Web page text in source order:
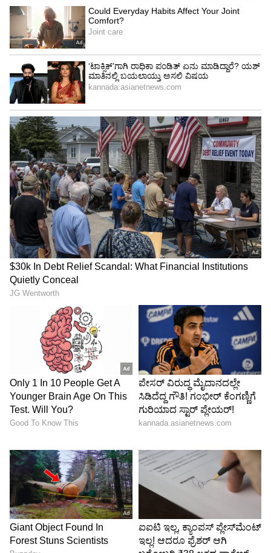
ಬೃಹತ್ ಸಾಗಣೆ ಸಾಮರ್ಥ್ಯ:
ಈ ವಿಮಾನವು ಏಕಕಾಲದಲ್ಲಿ 70 ಸಶಸ್ತ್ರ ಸೈನಿಕರನ್ನು ಅಥವಾ
48 ಪ್ಯಾರಾಟ್ರೂಪರ್‌ಗಳನ್ನು (ಪ್ಯಾರಾಚೂಟ್ ಧರಿಸಿ ಜಿಗಿಯುವ
ಸೈನಿಕರು) ಹೊತ್ತೊಯ್ಯಬಲ್ಲದು. ತುರ್ತು ಸಂದರ್ಭಗಳಲ್ಲಿ
ಅಥವಾ ಯುದ್ಧ ಭೂಮಿಯಲ್ಲಿ ಗಾಯಗೊಂಡ 24
ರೋಗಿಗಳನ್ನು ಸ್ಟ್ರೆಚರ್‌ನಲ್ಲಿ ಇರಿಸಿ ವೈದ್ಯಕೀಯ
ಸ್ಥಳಾಂತರಿಸುವಿಕೆಗಾಗಿ (Medical Evacuation) ಇದನ್ನು
ಬಳಸಬಹುದು.
ಶಕ್ತಿಶಾಲಿ ಇಂಜಿನ್:
ಇದು ಅತ್ಯಂತ ಬಲಿಷ್ಠವಾದ ಎರಡು ‘ಪ್ರಾಟ್ & ವಿಟ್ನಿ
PW127G’ ಟರ್ಬೊಪ್ರೊಪ್ ಇಂಜಿನ್‌ಗಳನ್ನು ಹೊಂದಿದೆ.
ಕಷ್ಟಕರ ಪ್ರದೇಶಗಳಲ್ಲಿ ಹಾರಾಟ:
ಈ ವಿಮಾನದ ಅತಿ ದೊಡ್ಡ ಪ್ಲಸ್ ಪಾಯಿಂಟ್ ಎಂದರೆ, ಇದು
ಚಿಕ್ಕದಾದ, ಕಿರಿದಾದ ಮತ್ತು ಅರೆ-ಸಿದ್ಧಪಡಿಸಿದ (Semi-
prepared airfields) ರನ್‌ವೇಗಳಿಂದಲೂ ಸುಲಭವಾಗಿ
ಹಾರಾಟ ನಡೆಸಬಲ್ಲದು. ಹಿಮಾಲಯದ ಕಷ್ಟಕರ ಪರ್ವತ
ಪ್ರದೇಶಗಳು ಮತ್ತು ಭಾರತದ ಗಡಿಭಾಗದ ದೂರದ ರಕ್ಷಣಾ
ನೆಲೆಗಳಲ್ಲಿ ಸೈನಿಕರು ಹಾಗೂ ಸರಕುಗಳನ್ನು ತಲುಪಿಸಲು ಇದು
ಅತ್ಯಂತ ಸೂಕ್ತವಾಗಿದೆ.